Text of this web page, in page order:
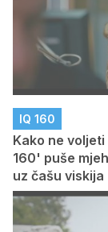
IQ 160
Kako ne
160' puše
uz čašu viskija